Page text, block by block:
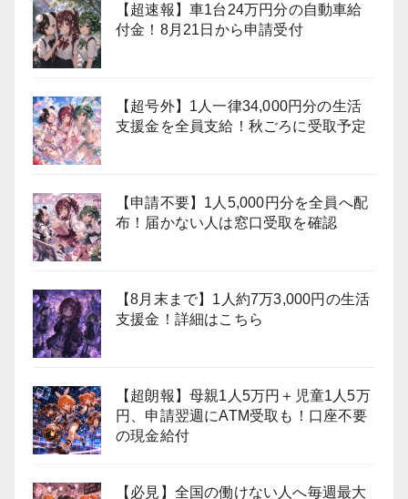
【超速報】車1台24万円分の自動車給
付金！8月21日から申請受付
【超号外】1人一律34,000円分の生活
支援金を全員支給！秋ごろに受取予定
【申請不要】1人5,000円分を全員へ配
布！届かない人は窓口受取を確認
【8月末まで】1人約7万3,000円の生活
支援金！詳細はこちら
【超朗報】母親1人5万円＋児童1人5万
円、申請翌週にATM受取も！口座不要
の現金給付
【必見】全国の働けない人へ毎週最大